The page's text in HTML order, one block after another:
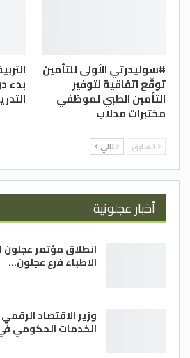
#سوليدرتي الأولى للتأمين
توقّع اتفاقية لتوفير
التأمين الطبي لموظفي
مختبرات مدلاب
بدء
السابق التالي
أخبار عجلونية
انطلاق مؤتمر عجلون
الاطباء فرع عجلون…
وزير الاقتصاد
الخدمات الحكومي